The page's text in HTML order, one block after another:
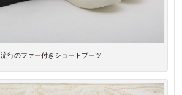
流行のファー付きショートブーツ